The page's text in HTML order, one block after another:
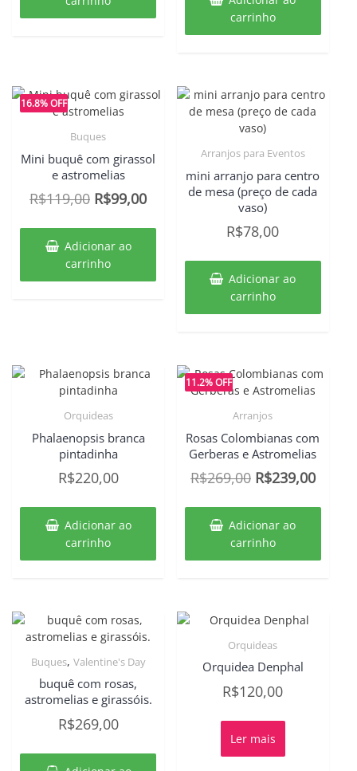
R$79,00.R$59,00.
carrinho
16.8% OFF
Buques
Mini buquê com girassol
e astromelias
R$119,00 O
original
era:
R$119,00.
R$99,00O
R$99,00.
Adicionar ao
carrinho
Arranjos para Eventos
mini arranjo para centro
de mesa (preço de cada
vaso)
R$78,00
Adicionar ao
carrinho
Orquideas
Phalaenopsis branca
pintadinha
R$220,00
Adicionar ao
carrinho
11.2% OFF
Arranjos
Rosas Colombianas com
Gerberas e Astromelias
R$269,00 O
original
era:
R$269,00.
R$239,00O
Adicionar ao
carrinho
Buques, Valentine's Day
buquê com rosas,
astromelias e girassóis.
R$269,00
Orquideas
Orquidea Denphal
R$120,00
Ler mais